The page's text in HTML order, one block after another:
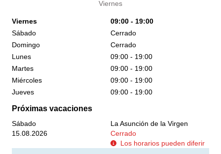
Viernes
Viernes
09:00 - 19:00
Sábado
Cerrado
Domingo
Cerrado
Lunes
09:00 - 19:00
Martes
09:00 - 19:00
Miércoles
09:00 - 19:00
Jueves
09:00 - 19:00
Próximas vacaciones
Sábado
La Asunción de la Virgen
15.08.2026
Cerrado
Los horarios pueden diferir